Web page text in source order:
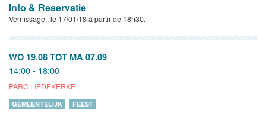
Info & Reservatie
Vernissage : le 17/01/18 à partir de 18h30.
WO 19.08 TOT MA 07.09
14:00 - 18:00
PARC LIEDEKERKE
GEMEENTELIJK FEEST